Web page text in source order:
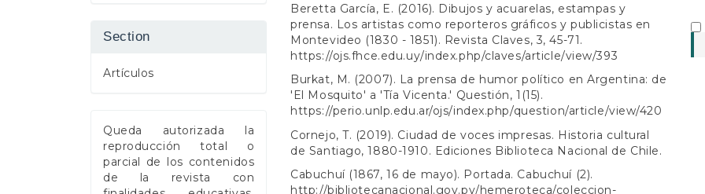
Section
Artículos
Queda autorizada la
reproducción total o
parcial de los contenidos
de la revista con
Beretta García, E. (2016). Dibujos y acuarelas, estampas y
prensa. Los artistas como reporteros gráficos y publicistas en
Montevideo (1830 - 1851). Revista Claves, 3, 45-71.
https://ojs.fhce.edu.uy/index.php/claves/article/view/393
Burkat, M. (2007). La prensa de humor político en Argentina: de
'El Mosquito' a 'Tía Vicenta.' Questión, 1(15).
https://perio.unlp.edu.ar/ojs/index.php/question/article/view/420
Cornejo, T. (2019). Ciudad de voces impresas. Historia cultural
de Santiago, 1880-1910. Ediciones Biblioteca Nacional de Chile.
Cabuchuí (1867, 16 de mayo). Portada. Cabuchuí (2).
http://bibliotecanacional.gov.py/hemeroteca/coleccion-